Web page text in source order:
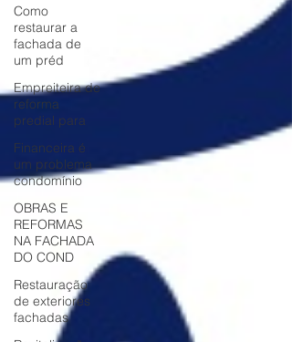
Como
restaurar a
fachada de
um préd
Empreiteira de
reforma
predial para
Financeira é
um problema
condomínio
OBRAS E
REFORMAS
NA FACHADA
DO COND
Restauração
de exteriores
fachadas